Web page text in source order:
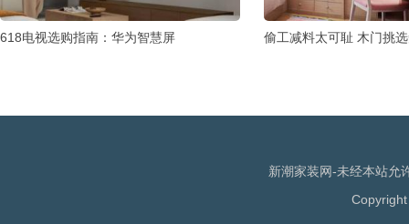
618电视选购指南：华为智慧屏 偷工减料太可耻 木门挑
新潮家装网-未经本站允